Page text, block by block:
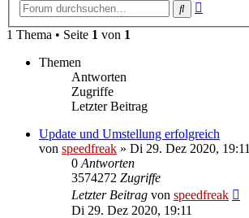
Suche
1 Thema • Seite 1 von 1
Themen
Antworten
Zugriffe
Letzter Beitrag
Update und Umstellung erfolgreich
von speedfreak » Di 29. Dez 2020, 19:11
0 Antworten
3574272 Zugriffe
Letzter Beitrag von speedfreak
Di 29. Dez 2020, 19:11